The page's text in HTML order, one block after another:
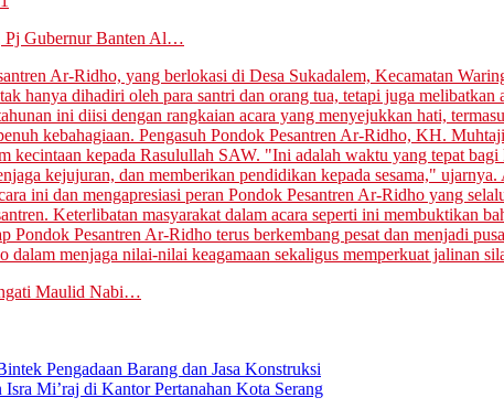
Gubernur Banten Al…
Maulid Nabi…
Pengadaan Barang dan Jasa Konstruksi
Mi’raj di Kantor Pertanahan Kota Serang